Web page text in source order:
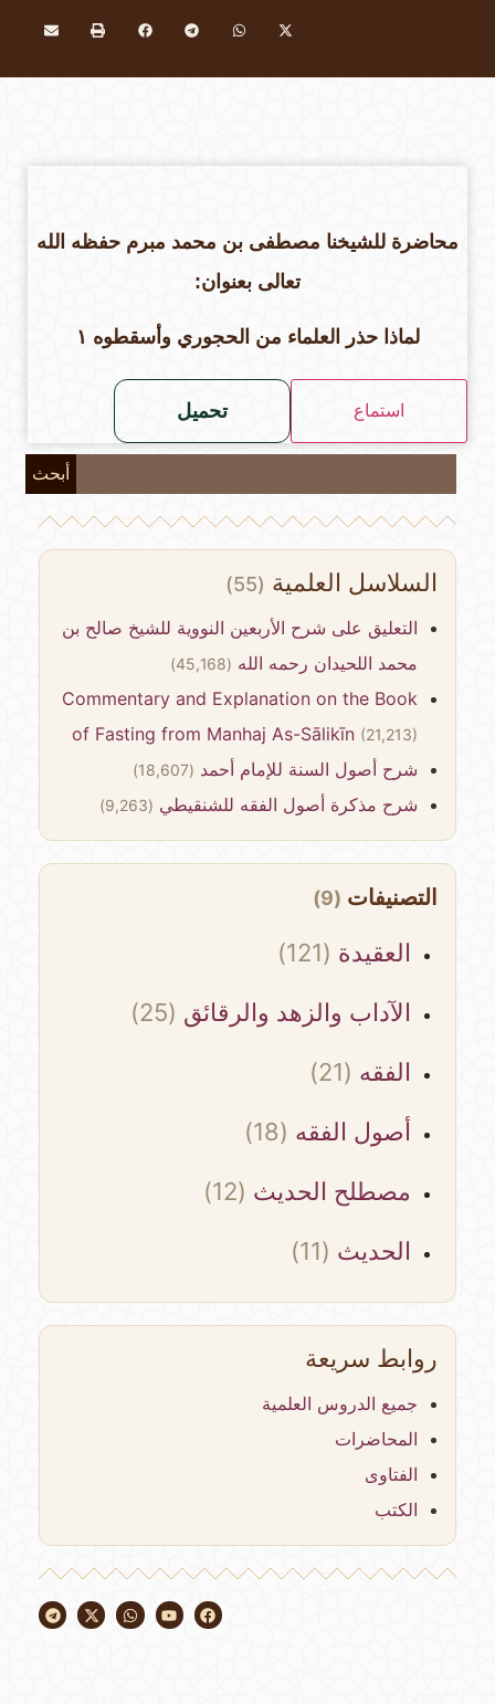
محاضرة للشيخنا مصطفى بن محمد مبرم حفظه الله
تعالى بعنوان:
لماذا حذر العلماء من الحجوري وأسقطوه ١
استماع تحميل
أبحث
السلاسل العلمية(55)
التعليق على شرح الأربعين النووية للشيخ صالح بن
محمد اللحيدان رحمه الله(45,168)
Commentary and Explanation on the Book
of Fasting from Manhaj As-Sālikīn(21,213)
شرح أصول السنة للإمام أحمد(18,607)
شرح مذكرة أصول الفقه للشنقيطي (9,263)
التصنيفات(9)
العقيدة(121)
الآداب والزهد والرقائق(25)
الفقه(21)
أصول الفقه(18)
مصطلح الحديث(12)
الحديث(11)
روابط سريعة
جميع الدروس العلمية
المحاضرات
الفتاوى
الكتب